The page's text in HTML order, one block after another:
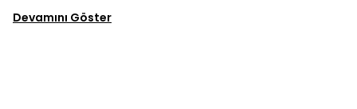
Devamını Göster